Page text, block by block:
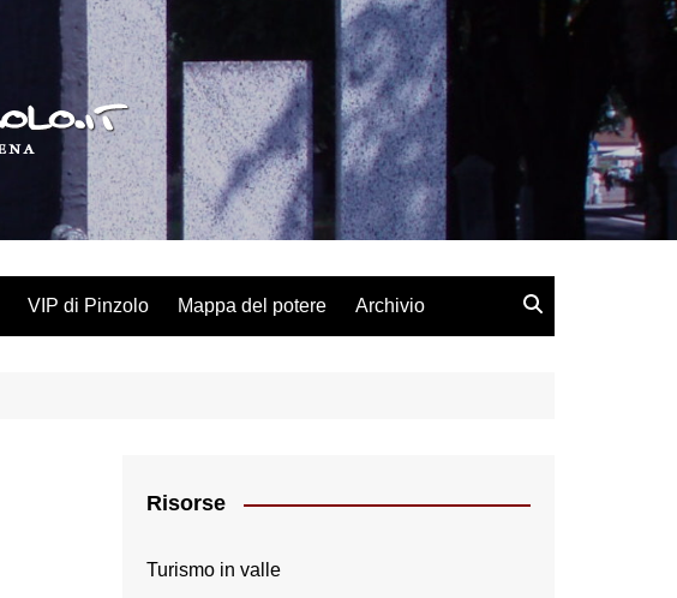
VIP di Pinzolo Mappa del potere Archivio
Risorse
Turismo in valle